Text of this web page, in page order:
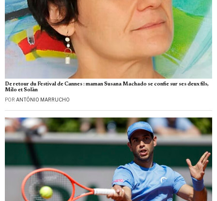
De retour du Festival de Cannes : maman Susana Machado se confie sur ses deux fils,
Milo et Solàn
POR ANTÓNIO MARRUCHO